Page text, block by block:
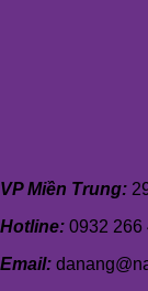
VP Miền Trung:
Hotline: 0932 266
Email: